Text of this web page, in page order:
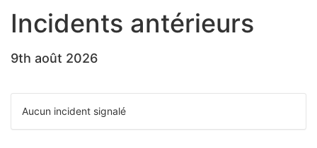
Incidents antérieurs
9th août 2026
Aucun incident signalé